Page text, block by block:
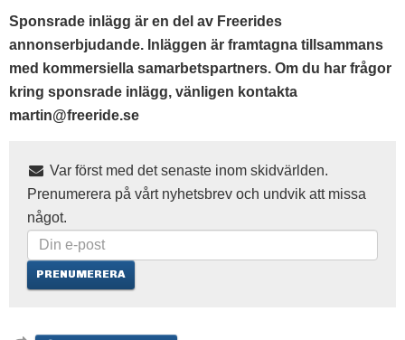
Sponsrade inlägg är en del av Freerides
annonserbjudande. Inläggen är framtagna tillsammans
med kommersiella samarbetspartners. Om du har frågor
kring sponsrade inlägg, vänligen kontakta
martin@freeride.se
Var först med det senaste inom skidvärlden.
Prenumerera på vårt nyhetsbrev och undvik att missa
något.